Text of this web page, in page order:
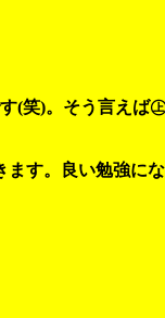
(笑)。そう言えば
ます。良い勉強に